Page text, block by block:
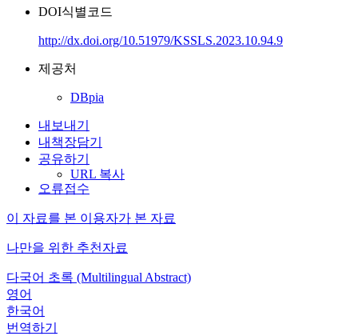
DOI식별코드
http://dx.doi.org/10.51979/KSSLS.2023.10.94.9
제공처
DBpia
내보내기
내책장담기
공유하기
URL 복사
오류접수
이 자료를 본 이용자가 본 자료
나만을 위한 추천자료
다국어 초록 (Multilingual Abstract)
영어
한국어
번역하기